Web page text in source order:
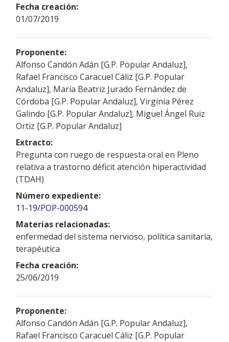
Fecha creación:
01/07/2019
Proponente:
Alfonso Candón Adán [G.P. Popular Andaluz],
Rafael Francisco Caracuel Cáliz [G.P. Popular
Andaluz], María Beatriz Jurado Fernández de
Córdoba [G.P. Popular Andaluz], Virginia Pérez
Galindo [G.P. Popular Andaluz], Miguel Ángel Ruiz
Ortiz [G.P. Popular Andaluz]
Extracto:
Pregunta con ruego de respuesta oral en Pleno
relativa a trastorno déficit atención hiperactividad
(TDAH)
Número expediente:
11-19/POP-000594
Materias relacionadas:
enfermedad del sistema nervioso, política sanitaria,
terapéutica
Fecha creación:
25/06/2019
Proponente:
Alfonso Candón Adán [G.P. Popular Andaluz],
Rafael Francisco Caracuel Cáliz [G.P. Popular